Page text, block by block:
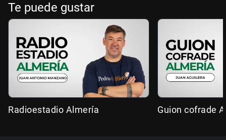
Te puede gustar
Radioestadio Almería Guion cofrade